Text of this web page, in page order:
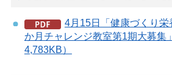
4月15日「健康づくり
か月チャレンジ教室第1期大募集
4,783KB）